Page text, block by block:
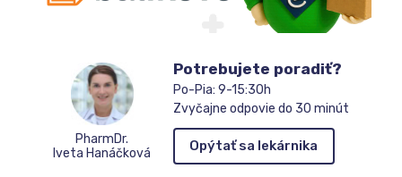
PharmDr.
Iveta Hanáčková
Potrebujete poradiť?
Po-Pia: 9-15:30h
Zvyčajne odpovie do 30 minút
Opýtať sa lekárnika